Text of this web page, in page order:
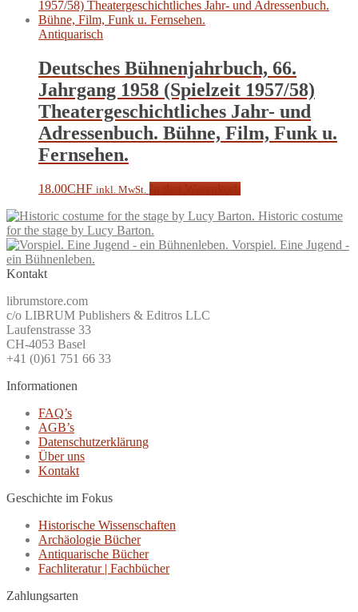
Antiquarisch
Deutsches Bühnenjahrbuch, 66.
Jahrgang 1958 (Spielzeit 1957/58)
Theatergeschichtliches Jahr- und
Adressenbuch. Bühne, Film, Funk u.
Fernsehen.
18.00CHF inkl. MwSt.
Historic costume
for the stage by Lucy Barton.
Vorspiel. Eine Jugend -
ein Bühnenleben.
Kontakt
librumstore.com
c/o LIBRUM Publishers & Editros LLC
Laufenstrasse 33
CH-4053 Basel
+41 (0)61 751 66 33
Informationen
FAQ’s
AGB’s
Datenschutzerklärung
Über uns
Kontakt
Geschichte im Fokus
Historische Wissenschaften
Archäologie Bücher
Antiquarische Bücher
Fachliteratur | Fachbücher
Zahlungsarten